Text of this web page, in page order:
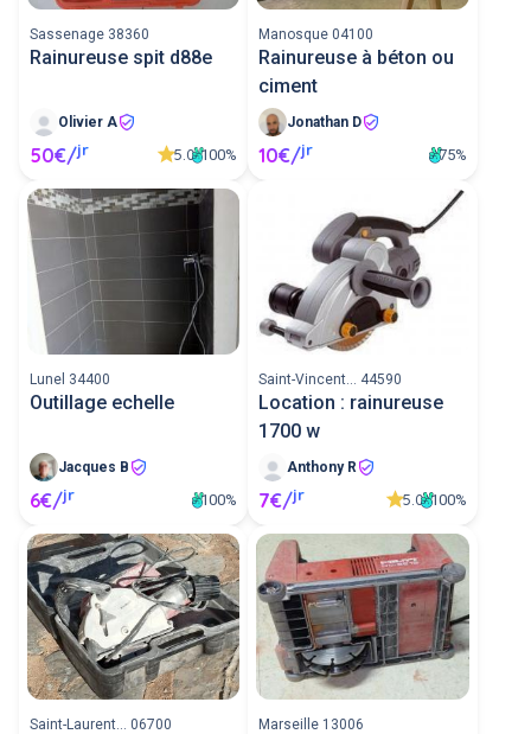
Sassenage 38360
Rainureuse spit d88e
Olivier A
50€/jr 5.0 100%
Manosque 04100
Rainureuse à béton ou
ciment
Jonathan D
10€/jr 75%
Lunel 34400
Outillage echelle
Jacques B
6€/jr 100%
Saint-Vincent... 44590
Location : rainureuse
1700 w
Anthony R
7€/jr 5.0 100%
Saint-Laurent... 06700 Marseille 13006